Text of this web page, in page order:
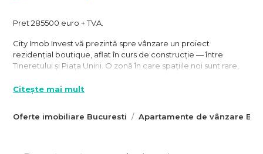
Oferte imobiliare Bucuresti Apartamente de vânzare
Pret 285500 euro + TVA.
City Imob Invest vă prezintă spre vânzare un proiect
rezidențial boutique, aflat în curs de construcție — între
Tineretului și Piața Unirii. O zonă în care spațiile noi sunt rare,
imobiliare cu adevărat valoroase sunt din ce în ce mai puține.
minute până la PARC, 7 minute până la Unirii, într-o zonă
Citește mai mult